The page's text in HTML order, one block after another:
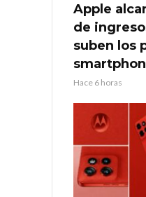
Apple
de
suben los
Hace 6 horas